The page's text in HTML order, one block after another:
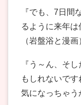
『でも、7日
るように来年
（岩盤浴と漫
『う～ん、そ
もしれないで
気になっちゃう